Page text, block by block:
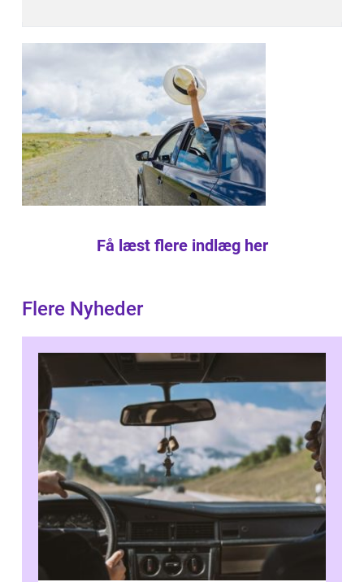
Få læst flere indlæg her
Flere Nyheder